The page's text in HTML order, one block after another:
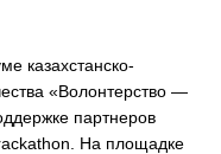
казаxстанско-
«Волонтерство —
партнеров
На площадке